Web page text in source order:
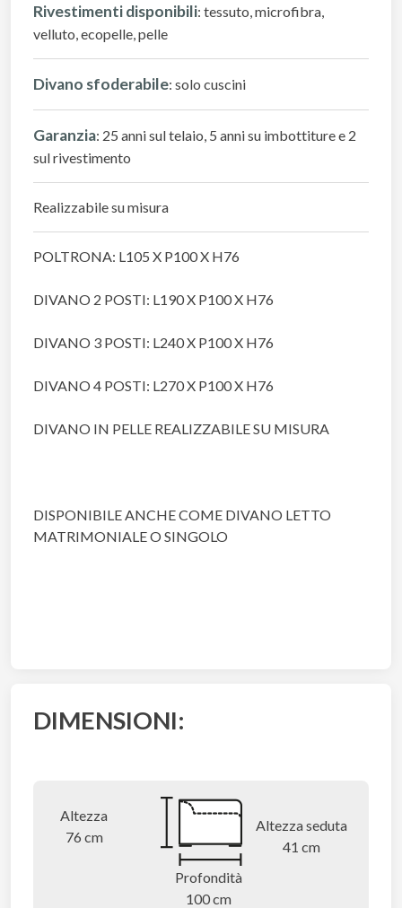
Rivestimenti disponibili: tessuto, microfibra,
velluto, ecopelle, pelle
Divano sfoderabile: solo cuscini
Garanzia: 25 anni sul telaio, 5 anni su imbottiture e 2
sul rivestimento
Realizzabile su misura
POLTRONA: L105 X P100 X H76
DIVANO 2 POSTI: L190 X P100 X H76
DIVANO 3 POSTI: L240 X P100 X H76
DIVANO 4 POSTI: L270 X P100 X H76
DIVANO IN PELLE REALIZZABILE SU MISURA
DISPONIBILE ANCHE COME DIVANO LETTO
MATRIMONIALE O SINGOLO
DIMENSIONI:
Altezza
76 cm
Profondità
100 cm
Altezza seduta
41 cm